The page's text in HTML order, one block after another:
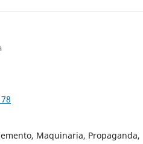
Maquinaria, Propaganda,